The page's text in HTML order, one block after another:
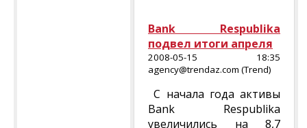
Bank Respublika
подвел итоги апреля
2008-05-15 18:35
agency@trendaz.com (Trend)
С начала года активы
Bank Respublika
увеличились на 8,7